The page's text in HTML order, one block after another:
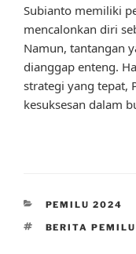
Subianto memiliki
mencalonkan diri
Namun, tantangan
dianggap enteng.
strategi yang tepat,
kesuksesan dalam
CATEGORIES
PEMILU 2024
TAGS
BERITA